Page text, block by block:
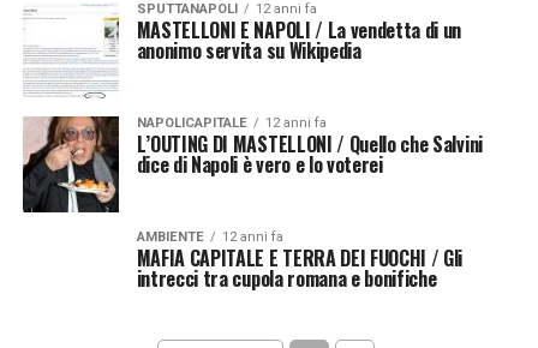
SPUTTANAPOLI 12 anni fa
MASTELLONI E NAPOLI / La vendetta di un
anonimo servita su Wikipedia
NAPOLICAPITALE 12 anni fa
L’OUTING DI MASTELLONI / Quello che Salvini
dice di Napoli è vero e lo voterei
AMBIENTE 12 anni fa
MAFIA CAPITALE E TERRA DEI FUOCHI / Gli
intrecci tra cupola romana e bonifiche